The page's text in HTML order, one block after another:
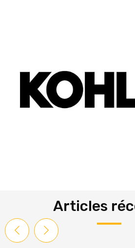
Articles